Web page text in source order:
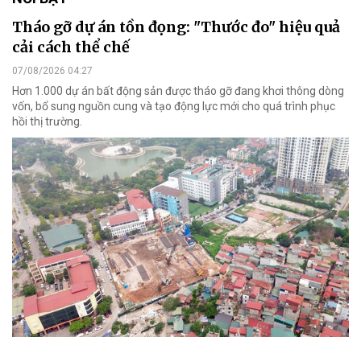
Tháo gỡ dự án tồn đọng: "Thước đo" hiệu quả
cải cách thể chế
07/08/2026 04:27
Hơn 1.000 dự án bất động sản được tháo gỡ đang khơi thông dòng
vốn, bổ sung nguồn cung và tạo động lực mới cho quá trình phục
hồi thị trường.